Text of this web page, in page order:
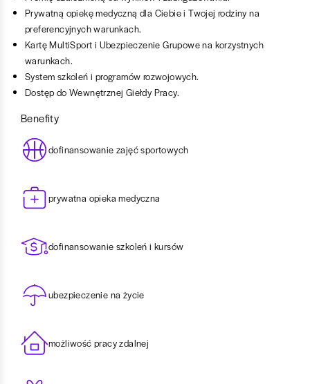
Prywatną opiekę medyczną dla Ciebie i Twojej rodziny na
preferencyjnych warunkach.
Kartę MultiSport i Ubezpieczenie Grupowe na korzystnych
warunkach.
System szkoleń i programów rozwojowych.
Dostęp do Wewnętrznej Giełdy Pracy.
Benefity
dofinansowanie zajęć sportowych
prywatna opieka medyczna
dofinansowanie szkoleń i kursów
ubezpieczenie na życie
możliwość pracy zdalnej